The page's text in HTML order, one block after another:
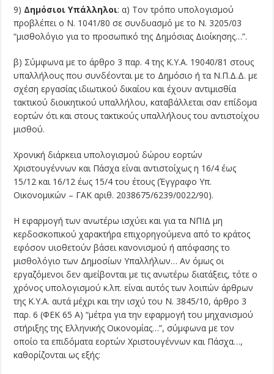
9) Δημόσιοι Υπάλληλοι: α) Τον τρόπο υπολογισμού
προβλέπει ο Ν. 1041/80 σε συνδυασμό με το Ν. 3205/03
“μισθολόγιο για το προσωπικό της Δημόσιας Διοίκησης…”.
β) Σύμφωνα με το άρθρο 3 παρ. 4 της Κ.Υ.Α. 19040/81 στους
υπαλλήλους που συνδέονται με το Δημόσιο ή τα Ν.Π.Δ.Δ. με
σχέση εργασίας ιδιωτικού δικαίου και έχουν αντιμισθία
τακτικού διοικητικού υπαλλήλου, καταβάλλεται σαν επίδομα
εορτών ότι και στους τακτικούς υπαλλήλους του αντιστοίχου
μισθού.
Χρονική διάρκεια υπολογισμού δώρου εορτών
Χριστουγέννων και Πάσχα είναι αντιστοίχως η 16/4 έως
15/12 και 16/12 έως 15/4 του έτους (Έγγραφο Υπ.
Οικονομικών – ΓΑΚ αριθ. 2038675/6239/0022/90).
Η εφαρμογή των ανωτέρω ισχύει και για τα ΝΠΙΔ μη
κερδοσκοπικού χαρακτήρα επιχορηγούμενα από το κράτος
εφόσον υιοθετούν βάσει κανονισμού ή απόφασης το
μισθολόγιο των Δημοσίων Υπαλλήλων… Αν όμως οι
εργαζόμενοι δεν αμείβονται με τις ανωτέρω διατάξεις, τότε ο
χρόνος υπολογισμού κ.λπ. είναι αυτός των λοιπών άρθρων
της Κ.Υ.Α. αυτά μέχρι και την ισχύ του Ν. 3845/10, άρθρο 3
παρ. 6 (ΦΕΚ 65 Α) “μέτρα για την εφαρμογή του μηχανισμού
στήριξης της Ελληνικής Οικονομίας…”, σύμφωνα με τον
οποίο τα επιδόματα εορτών Χριστουγέννων και Πάσχα…,
καθορίζονται ως εξής: